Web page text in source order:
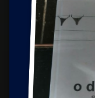
Željko Krznarić
Mario Lovreković
Miroslav Šantek